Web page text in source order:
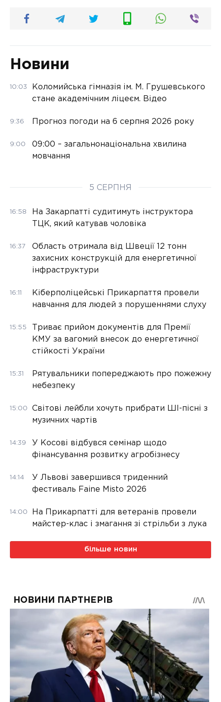
Новини
10:03
Коломийська гімназія ім. М. Грушевського
стане академічним ліцеєм. Відео
9:36 Прогноз погоди на 6 серпня 2026 року
9:00
09:00 – загальнонаціональна хвилина
мовчання
5 СЕРПНЯ
16:58
На Закарпатті судитимуть інструктора
ТЦК, який катував чоловіка
16:37
Область отримала від Швеції 12 тонн
захисних конструкцій для енергетичної
інфраструктури
16:11
Кіберполіцейські Прикарпаття провели
навчання для людей з порушеннями слуху
15:55
Триває прийом документів для Премії
КМУ за вагомий внесок до енергетичної
стійкості України
15:31
Рятувальники попереджають про пожежну
небезпеку
15:00
Світові лейбли хочуть прибрати ШІ-пісні з
музичних чартів
14:39
У Косові відбувся семінар щодо
фінансування розвитку агробізнесу
14:14
У Львові завершився триденний
фестиваль Faine Misto 2026
14:00
На Прикарпатті для ветеранів провели
майстер-клас і змагання зі стрільби з лука
більше новин